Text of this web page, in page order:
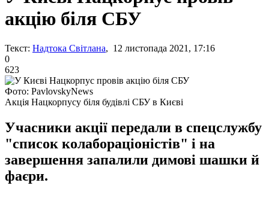
акцію біля СБУ
Текст: Надтока Світлана, 12 листопада 2021, 17:16
0
623
Фото: PavlovskyNews
Акція Нацкорпусу біля будівлі СБУ в Києві
Учасники акції передали в спецслужбу
"список колабораціоністів" і на
завершення запалили димові шашки й
фаєри.